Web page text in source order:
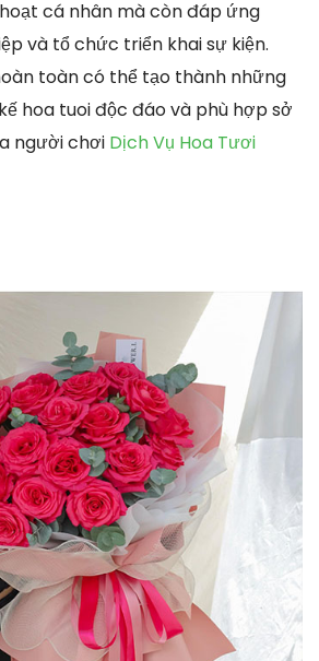
cá nhân mà còn đáp ứng
và tổ chức triển khai sự kiện.
toàn có thể tạo thành những
hoa tuoi độc đáo và phù hợp sở
người chơi Dịch Vụ Hoa Tươi